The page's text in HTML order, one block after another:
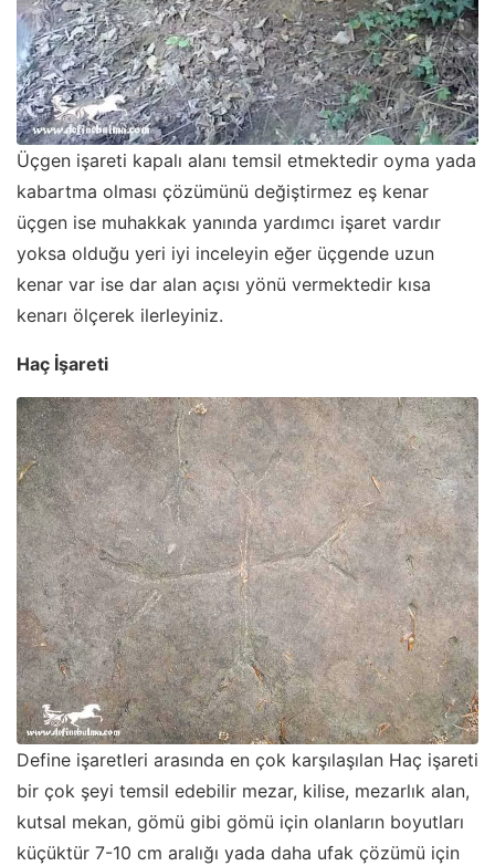
Üçgen işareti kapalı alanı temsil etmektedir oyma yada
kabartma olması çözümünü değiştirmez eş kenar
üçgen ise muhakkak yanında yardımcı işaret vardır
yoksa olduğu yeri iyi inceleyin eğer üçgende uzun
kenar var ise dar alan açısı yönü vermektedir kısa
kenarı ölçerek ilerleyiniz.
Haç İşareti
Define işaretleri arasında en çok karşılaşılan Haç işareti
bir çok şeyi temsil edebilir mezar, kilise, mezarlık alan,
kutsal mekan, gömü gibi gömü için olanların boyutları
küçüktür 7-10 cm aralığı yada daha ufak çözümü için